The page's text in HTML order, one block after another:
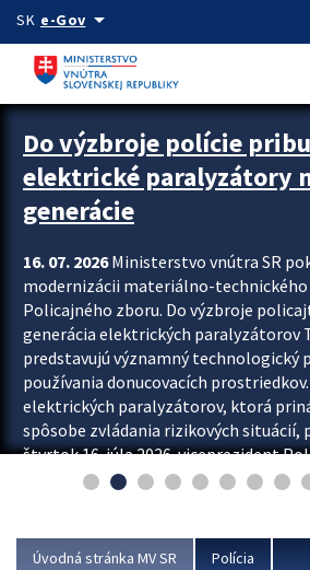
Preskocit na hlavný obsah
SK e-Govarrow_drop_down
Zastavit automatický posun upútavok
Do výzbroje polície
elektrické paralyzátory
generácie
16. 07. 2026Ministerstvo vnútra SR
modernizácii materiálno-technického
Policajného zboru. Do výzbroje
generácia elektrických paralyzátorov
predstavujú významný technologický
používania donucovacích
elektrických paralyzátorov, ktorá
spôsobe zvládania rizikových situácií,
štvrtok 16. júla 2026 viceprezident
Rastislav Polakovič a riaditeľ odboru
Úvodná stránka MV SR Polícia